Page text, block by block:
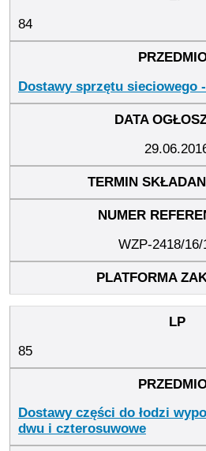
84
Dostawy sprzętu sieciowego -
WZP-2418/16/
85
Dostawy części do łodzi
dwu i czterosuwowe